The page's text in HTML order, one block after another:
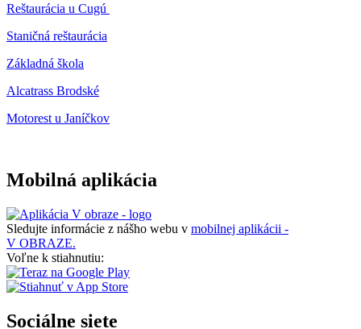
Reštaurácia u Cugú
Staničná reštaurácia
Základná škola
Alcatrass Brodské
Motorest u Janíčkov
Mobilná aplikácia
Sledujte informácie z nášho webu v mobilnej aplikácii -
V OBRAZE.
Voľne k stiahnutiu:
Sociálne siete